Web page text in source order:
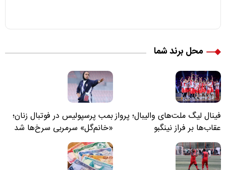
محل برند شما
فینال لیگ ملت‌های والیبال؛ پرواز
عقاب‌ها بر فراز نینگبو
بمب پرسپولیس در فوتبال زنان؛
«خانم‌گل» سرمربی سرخ‌ها شد